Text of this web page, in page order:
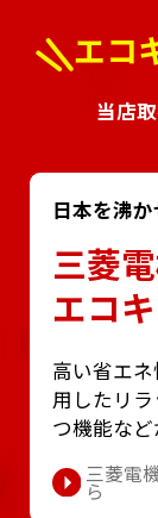
エコ
当店
日本を沸
三菱
エコ
⾼い省エ
⽤したリ
つ機能な
三菱電
ら